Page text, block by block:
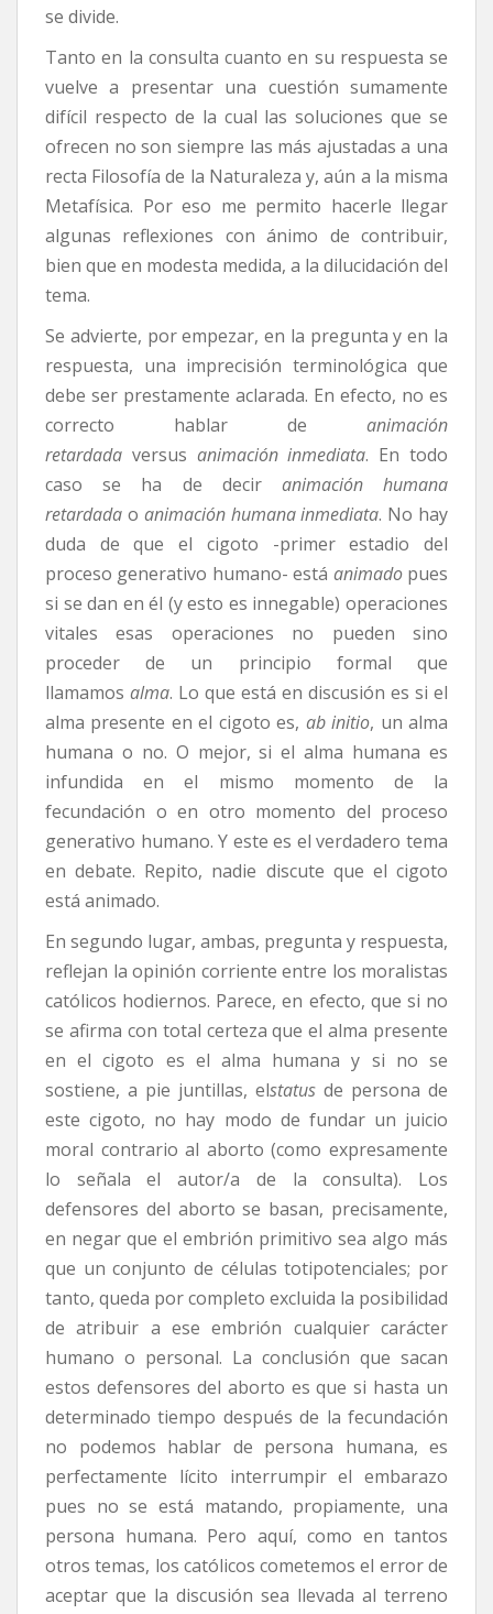
se divide.
Tanto en la consulta cuanto en su respuesta se
vuelve a presentar una cuestión sumamente
difícil respecto de la cual las soluciones que se
ofrecen no son siempre las más ajustadas a una
recta Filosofía de la Naturaleza y, aún a la misma
Metafísica. Por eso me permito hacerle llegar
algunas reflexiones con ánimo de contribuir,
bien que en modesta medida, a la dilucidación del
tema.
Se advierte, por empezar, en la pregunta y en la
respuesta, una imprecisión terminológica que
debe ser prestamente aclarada. En efecto, no es
correcto hablar de animación
retardada versus animación inmediata. En todo
caso se ha de decir animación humana
retardada o animación humana inmediata. No hay
duda de que el cigoto -primer estadio del
proceso generativo humano- está animadopues
si se dan en él (y esto es innegable) operaciones
vitales esas operaciones no pueden sino
proceder de un principio formal que
llamamos alma. Lo que está en discusión es si el
alma presente en el cigoto es, ab initio, un alma
humana o no. O mejor, si el alma humana es
infundida en el mismo momento de la
fecundación o en otro momento del proceso
generativo humano. Y este es el verdadero tema
en debate. Repito, nadie discute que el cigoto
está animado.
En segundo lugar, ambas, pregunta y respuesta,
reflejan la opinión corriente entre los moralistas
católicos hodiernos. Parece, en efecto, que si no
se afirma con total certeza que el alma presente
en el cigoto es el alma humana y si no se
sostiene, a pie juntillas, elstatus de persona de
este cigoto, no hay modo de fundar un juicio
moral contrario al aborto (como expresamente
lo señala el autor/a de la consulta). Los
defensores del aborto se basan, precisamente,
en negar que el embrión primitivo sea algo más
que un conjunto de células totipotenciales; por
tanto, queda por completo excluida la posibilidad
de atribuir a ese embrión cualquier carácter
humano o personal. La conclusión que sacan
estos defensores del aborto es que si hasta un
determinado tiempo después de la fecundación
no podemos hablar de persona humana, es
perfectamente lícito interrumpir el embarazo
pues no se está matando, propiamente, una
persona humana. Pero aquí, como en tantos
otros temas, los católicos cometemos el error de
aceptar que la discusión sea llevada al terreno